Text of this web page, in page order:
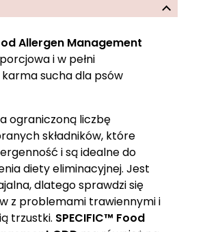
Allergen Management
i w pełni
sucha dla psów
ograniczoną liczbę
składników, które
i są idealne do
diety eliminacyjnej. Jest
dlatego sprawdzi się
z problemami trawiennymi i
trzustki. SPECIFIC™ Food